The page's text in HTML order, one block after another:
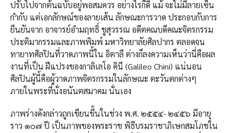
ปรับไปจากต้นฉบับอยู่พอสมควร อย่างไรก็ดี แม้ จะไม่มีลายเซ็น
กํากับ แต่เอกลักษณ์ของลายเส้น ลักษณะการวาด ประกอบกับการ
ยืนยันจาก อาจารย์อํามฤทธิ์ ชูสุวรรณ อดีตคณบดีคณะจิตรกรรม
ประติมากรรมและภาพพิมพ์ มหาวิทยาลัยศิลปากร ตลอดจน
ทายาทศิลปินที่วาดภาพนี้ใน อิตาลี ต่างก็ลงความเห็นว่านี่คือผล
งานที่เป็น ฝีแปรงของกาลิเลโอ คินี (Galileo Chini) แน่นอน
ศิลปินผู้นี้คือผู้วาดภาพจิตรกรรมในลักษณะ ตะวันตกต่างๆ
ภายในพระที่นั่งอนันตสมาคม นั่นเอง
ภาพร่างดังกล่าวถูกเขียนขึ้นในช่วง พ.ศ. ๒๕๕๔- ๒๔๕๖ มีอายุ
ราว ๑๐๗ ปี เป็นภาพของพระราช พิธีบรมราชาภิเษกสมโภชใน